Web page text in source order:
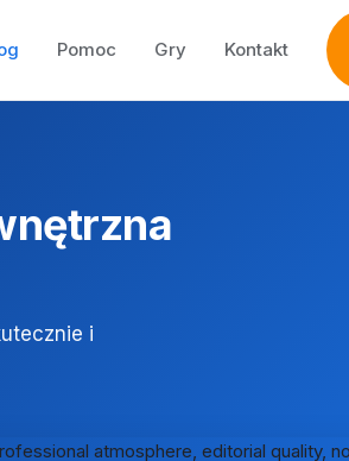
Pomoc Gry Kontakt
i